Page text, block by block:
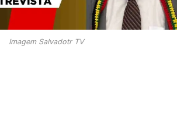
Imagem Salvadotr TV